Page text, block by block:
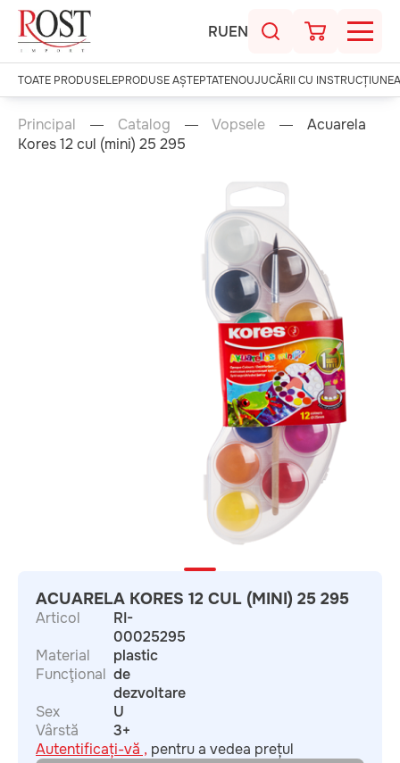
RUEN
TOATE PRODUSELEPRODUSE AȘTEPTATENOUJUCĂRII CU
Principal Catalog Vopsele
Acuarela
Kores 12 cul (mini) 25 295
ACUARELA KORES 12 CUL (MINI) 25 295
Articol
RI-
00025295
Material
plastic
Funcţional de
dezvoltare
Sex
U
Vârstă
3+
Autentificați-vă , pentru a vedea prețul